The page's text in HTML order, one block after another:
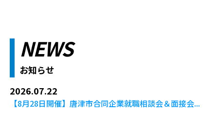
NEWS
お知らせ
2026.07.22
【8月28日開催】唐津市合同企業就職相談会＆面接会...